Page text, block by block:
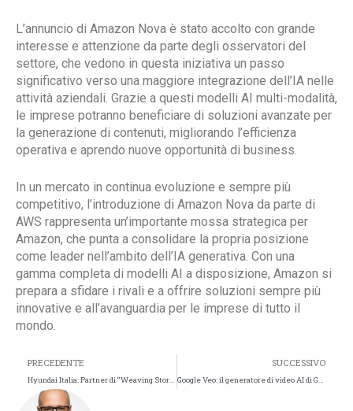
L’annuncio di Amazon Nova è stato accolto con grande
interesse e attenzione da parte degli osservatori del
settore, che vedono in questa iniziativa un passo
significativo verso una maggiore integrazione dell’IA nelle
attività aziendali. Grazie a questi modelli AI multi-modalità,
le imprese potranno beneficiare di soluzioni avanzate per
la generazione di contenuti, migliorando l’efficienza
operativa e aprendo nuove opportunità di business.
In un mercato in continua evoluzione e sempre più
competitivo, l’introduzione di Amazon Nova da parte di
AWS rappresenta un’importante mossa strategica per
Amazon, che punta a consolidare la propria posizione
come leader nell’ambito dell’IA generativa. Con una
gamma completa di modelli AI a disposizione, Amazon si
prepara a sfidare i rivali e a offrire soluzioni sempre più
innovative e all’avanguardia per le imprese di tutto il
mondo.
PRECEDENTE
Hyundai Italia: Partner di “Weaving Stories at Vogue Threads Manila 2024”
SUCCESSIVO
Google Veo: il generatore di video AI di Google arriva su Vertex AI